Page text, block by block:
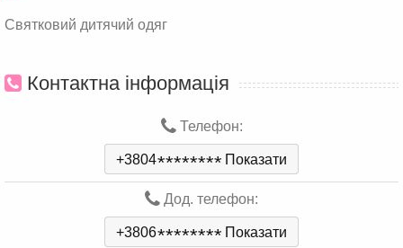
Святковий дитячий одяг
Контактна інформація
Телефон:
+3804******** Показати
Дод. телефон:
+3806******** Показати